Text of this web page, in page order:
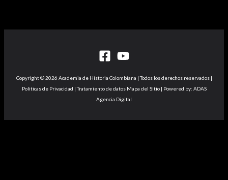
Copyright © 2026 Academia de Historia Colombiana | Todos los derechos reservados |
Politicas de Privacidad | Tratamiento de datos Mapa del Sitio | Powered by: ADAS
Agencia Digital